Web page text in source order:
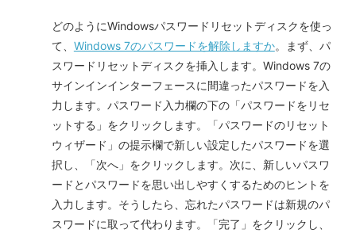
どのようにWindowsパスワードリセットディスクを使っ
て、 Windows 7のパスワードを解除しますか。まず、パ
スワードリセットディスクを挿入します。Windows 7の
サインインインターフェースに間違ったパスワードを入
力します。パスワード入力欄の下の「パスワードをリセ
ットする」をクリックします。「パスワードのリセット
ウィザード」の提示欄で新しい設定したパスワードを選
択し、「次へ」をクリックします。次に、新しいパスワ
ードとパスワードを思い出しやすくするためのヒントを
入力します。そうしたら、忘れたパスワードは新規のパ
スワードに取って代わります。「完了」をクリックし、